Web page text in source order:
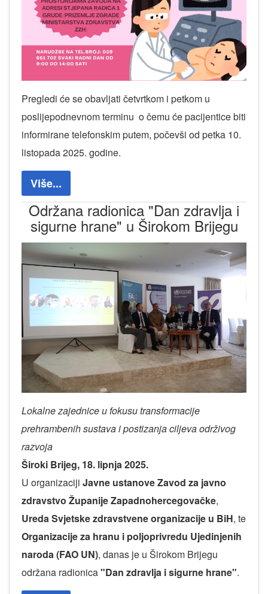
Pregledi će se obavljati četvrtkom i petkom u
poslijepodnevnom terminu o čemu će pacijentice biti
informirane telefonskim putem, počevši od petka 10.
listopada 2025. godine.
Više...
Održana radionica "Dan zdravlja i
sigurne hrane" u Širokom Brijegu
Lokalne zajednice u fokusu transformacije
prehrambenih sustava i postizanja ciljeva održivog
razvoja
Široki Brijeg, 18. lipnja 2025.
U organizaciji Javne ustanove Zavod za javno
zdravstvo Županije Zapadnohercegovačke,
Ureda Svjetske zdravstvene organizacije u BiH, te
Organizacije za hranu i poljoprivredu Ujedinjenih
naroda (FAO UN), danas je u Širokom Brijegu
održana radionica"Dan zdravlja i sigurne hrane".